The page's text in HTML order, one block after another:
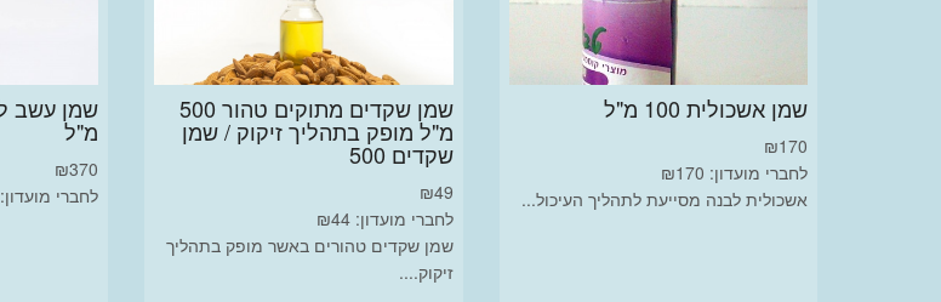
שמן אשכולית 100 מ"ל
₪170
לחברי מועדון: ₪170
אשכולית לבנה מסייעת לתהליך העיכול...
שמן שקדים מתוקים טהור 500
מ"ל מופק בתהליך זיקוק / שמן
שקדים 500
₪49
לחברי מועדון: ₪44
שמן שקדים טהורים באשר מופק בתהליך
זיקוק....
מ"ל
₪370
לחברי מועדון: ₪370